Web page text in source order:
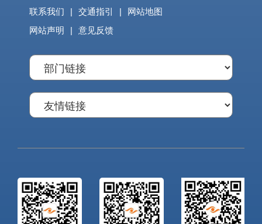
联系我们 交通指引
网站地图
网站声明
意见反馈